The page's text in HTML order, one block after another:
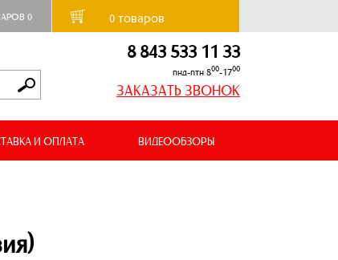
0 0товаров
8 843 533 11 33
пнд-птн 800-1700
ЗАКАЗАТЬ ЗВОНОК
И ОПЛАТА ВИДЕООБЗОРЫ